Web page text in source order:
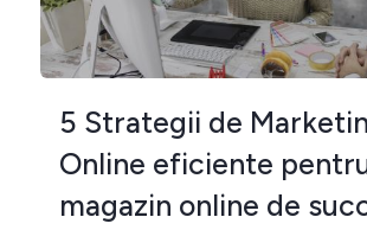
5 Strategii de
Online eficiente
magazin online de